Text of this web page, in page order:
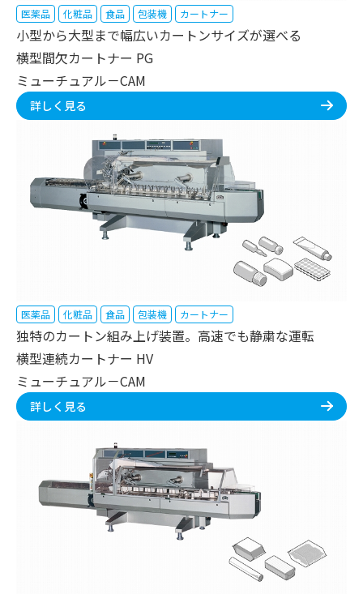
医薬品 化粧品 食品 包装機 カートナー
小型から大型まで幅広いカートンサイズが選べる
横型間欠カートナー PG
ミューチュアル－CAM
詳しく見る
医薬品 化粧品 食品 包装機 カートナー
独特のカートン組み上げ装置。高速でも静粛な運転
横型連続カートナー HV
ミューチュアル－CAM
詳しく見る